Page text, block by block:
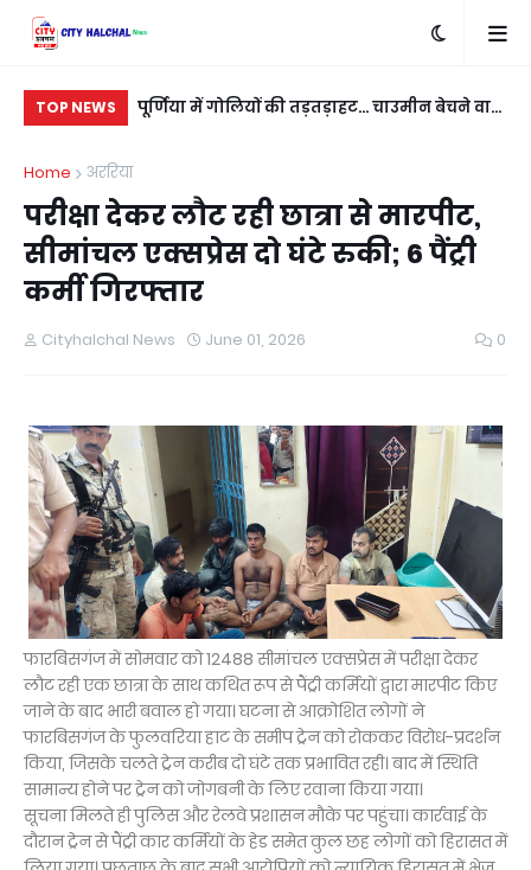
TOP NEWS
बदला लेने के लिए
पूर्णिया में गोलियों की तड़तड़ाहट... चाउमीन बेचने वाले
Home
अररिया
परीक्षा देकर लौट रही छात्रा से मारपीट,
सीमांचल एक्सप्रेस दो घंटे रुकी; 6 पैंट्री
कर्मी गिरफ्तार
Cityhalchal News June 01, 2026 0
फारबिसगंज में सोमवार को 12488 सीमांचल एक्सप्रेस में परीक्षा देकर
लौट रही एक छात्रा के साथ कथित रूप से पैंट्री कर्मियों द्वारा मारपीट किए
जाने के बाद भारी बवाल हो गया। घटना से आक्रोशित लोगों ने
फारबिसगंज के फुलवरिया हाट के समीप ट्रेन को रोककर विरोध-प्रदर्शन
किया, जिसके चलते ट्रेन करीब दो घंटे तक प्रभावित रही। बाद में स्थिति
सामान्य होने पर ट्रेन को जोगबनी के लिए रवाना किया गया।
सूचना मिलते ही पुलिस और रेलवे प्रशासन मौके पर पहुंचा। कार्रवाई के
दौरान ट्रेन से पैंट्री कार कर्मियों के हेड समेत कुल छह लोगों को हिरासत में